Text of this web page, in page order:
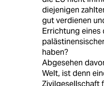
diejenigen
gut verdienen
Errichtung eines
haben?
Abgesehen
Welt, ist denn
Zivilgesellschaft